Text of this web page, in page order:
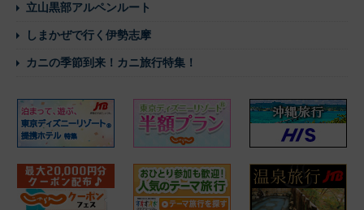
立山黒部アルペンルート
しまかぜで行く伊勢志摩
カニの季節到来！カニ旅行特集！